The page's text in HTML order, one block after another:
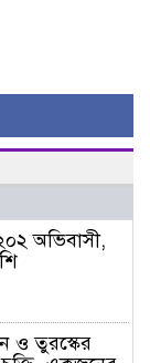
অভিবাসী,
ও তুরস্কের